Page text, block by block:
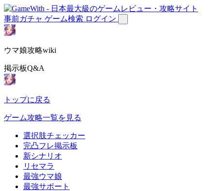
事前ガチャ ゲーム検索 ログイン
ウマ娘攻略wiki
掲示板Q&A
トップに戻る
ゲーム攻略一覧を見る
選択肢チェッカー
完凸フレ掲示板
新シナリオ
リセマラ
最強ウマ娘
最強サポート